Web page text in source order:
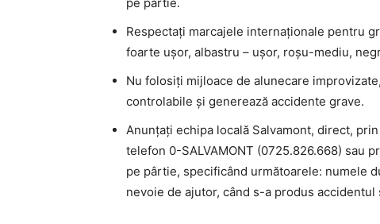
Respectați marcajele internaționale pentru
foarte ușor, albastru – ușor, roșu-mediu,
Nu folosiți mijloace de alunecare
controlabile și generează accidente grave.
Anunțați echipa locală Salvamont, direct,
telefon 0-SALVAMONT (0725.826.668) sau
pe pârtie, specificând următoarele: numele
nevoie de ajutor, când s-a produs